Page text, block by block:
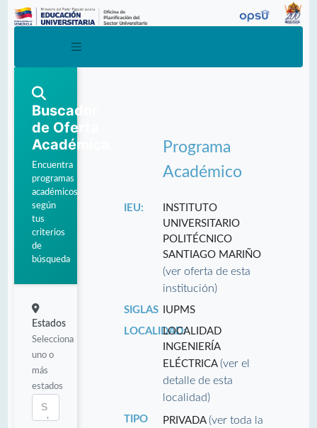
Buscador
de Oferta
Académica
Encuentra
programas
académicos
según
tus
criterios
de
búsqueda
Estados
Selecciona
uno o
más
estados
Programa
Académico
IEU:
INSTITUTO
UNIVERSITARIO
POLITÉCNICO
SANTIAGO MARIÑO
(ver oferta de esta
institución)
SIGLAS
IUPMS
LOCALIDAD:LOCALIDAD
INGENIERÍA
ELÉCTRICA(ver el
detalle de esta
localidad)
TIPO
PRIVADA(ver toda la